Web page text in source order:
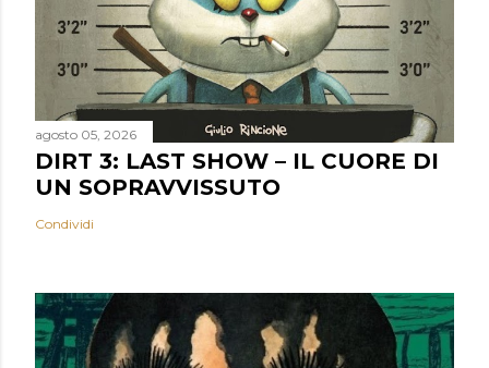
agosto 05, 2026
DIRT 3: LAST SHOW – IL CUORE DI
UN SOPRAVVISSUTO
Condividi